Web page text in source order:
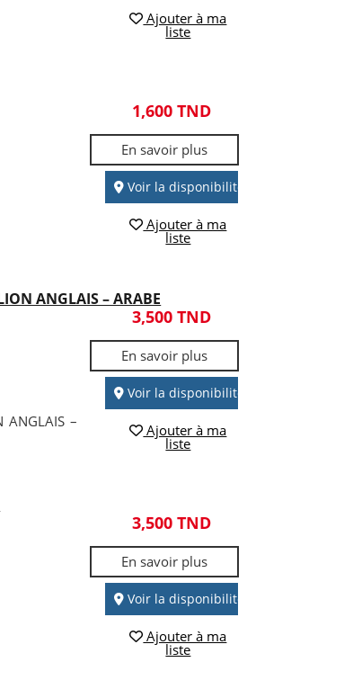
Ajouter à ma
liste
1,600 TND
En savoir plus
Voir la disponibilité
Ajouter à ma
liste
ANGLAIS – ARABE
ANGLAIS –
3,500 TND
En savoir plus
Voir la disponibilité
Ajouter à ma
liste
3,500 TND
En savoir plus
Voir la disponibilité
Ajouter à ma
liste